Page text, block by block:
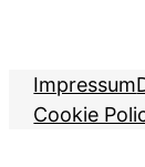
Impressum
Cookie